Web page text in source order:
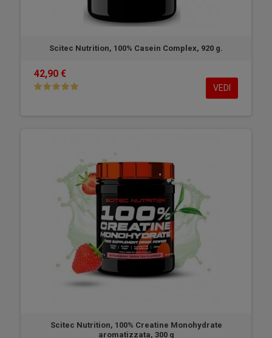
Scitec Nutrition, 100% Casein Complex, 920 g.
42,90 €
VEDI
Scitec Nutrition, 100% Creatine Monohydrate
aromatizzata, 300 g